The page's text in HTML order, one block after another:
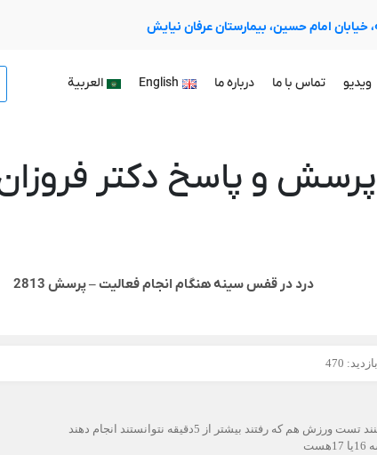
خیابان امام حسین، بیمارستان عرفان نیایش
ویدیو تماس با ما درباره ما English العربية
پرسش و پاسخ دکتر فروزان
درد در قفس سینه هنگام انجام فعالیت – پرسش 2813
470
بیشتر از 5دقیقه نتوانستند انجام دهند